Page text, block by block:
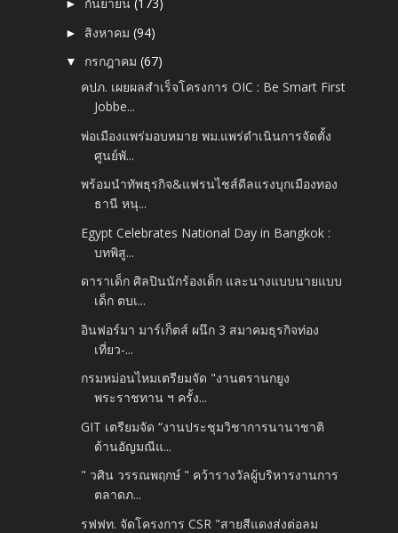
►
► สิงหาคม(94)
▼ กรกฎาคม(67)
คปภ. เผยผลสำเร็จโครงการ OIC : Be Smart First
Jobbe...
พ่อเมืองแพร่มอบหมาย พม.แพร่ดำเนินการจัดตั้ง
ศูนย์พั...
พร้อมนำทัพธุรกิจ&แฟรนไชส์ดีลแรงบุกเมืองทอง
ธานี หนุ...
Egypt Celebrates National Day in Bangkok :
บทพิสู...
ดาราเด็ก ศิลปินนักร้องเด็ก และนางแบบนายแบบ
เด็ก ตบเ...
อินฟอร์มา มาร์เก็ตส์ ผนึก 3 สมาคมธุรกิจท่อง
เที่ยว-...
กรมหม่อนไหมเตรียมจัด "งานตรานกยูง
พระราชทาน ฯ ครั้ง...
GIT เตรียมจัด “งานประชุมวิชาการนานาชาติ
ด้านอัญมณีแ...
" วศิน วรรณพฤกษ์ " คว้ารางวัลผู้บริหารงานการ
ตลาดภ...
รฟฟท. จัดโครงการ CSR "สายสีแดงส่งต่อลม